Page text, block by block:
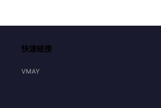
快速链接
VMAY